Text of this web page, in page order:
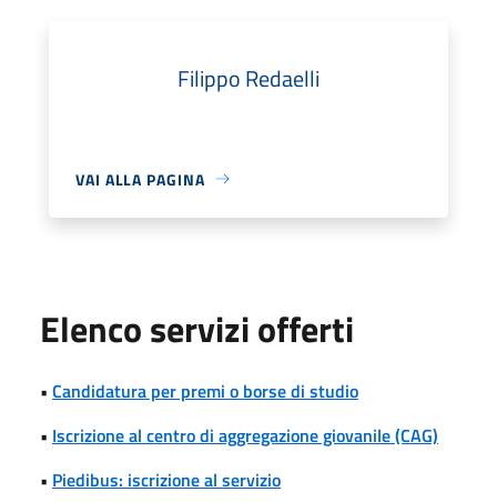
Filippo Redaelli
VAI ALLA PAGINA
Elenco servizi offerti
• Candidatura per premi o borse di studio
• Iscrizione al centro di aggregazione giovanile (CAG)
• Piedibus: iscrizione al servizio